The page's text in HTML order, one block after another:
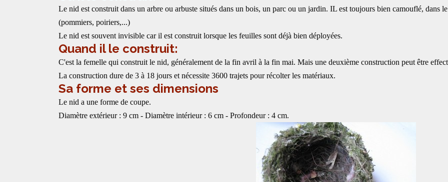
Le nid est construit dans un arbre ou arbuste situés dans un bois, un parc ou un jardin. IL est toujours bien camouflé, dans
(pommiers, poiriers,...)
Le nid est souvent invisible car il est construit lorsque les feuilles sont déjà bien déployées.
Quand il le construit:
C'est la femelle qui construit le nid, généralement de la fin avril à la fin mai. Mais une deuxième construction peut être
La construction dure de 3 à 18 jours et nécessite 3600 trajets pour récolter les matériaux.
Sa forme et ses dimensions
Le nid a une forme de coupe.
Diamètre extérieur : 9 cm - Diamètre intérieur : 6 cm - Profondeur : 4 cm.